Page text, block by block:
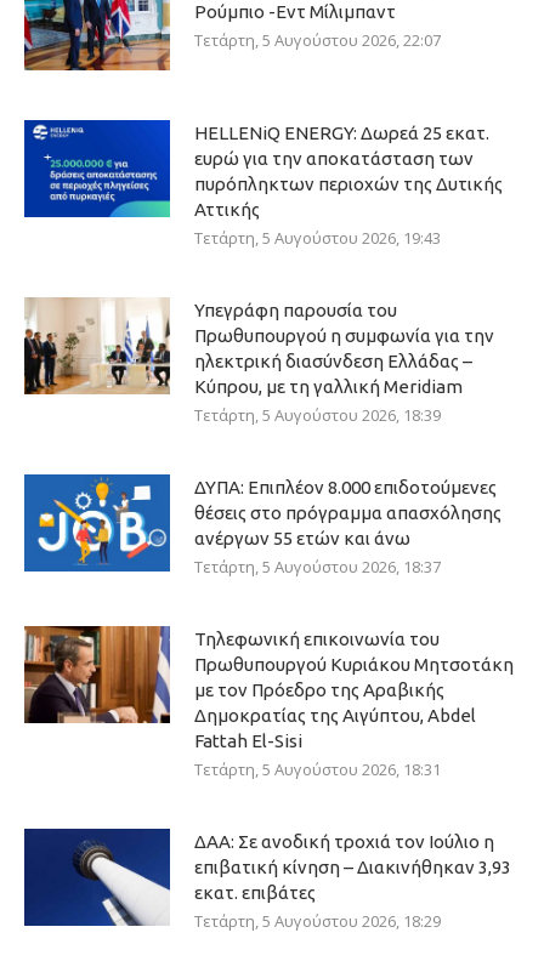
Ρούμπιο -Εντ Μίλιμπαντ
Τετάρτη, 5 Αυγούστου 2026, 22:07
HELLENiQ ENERGY: Δωρεά 25 εκατ.
ευρώ για την αποκατάσταση των
πυρόπληκτων περιοχών της Δυτικής
Αττικής
Τετάρτη, 5 Αυγούστου 2026, 19:43
Υπεγράφη παρουσία του
Πρωθυπουργού η συμφωνία για την
ηλεκτρική διασύνδεση Ελλάδας –
Κύπρου, με τη γαλλική Meridiam
Τετάρτη, 5 Αυγούστου 2026, 18:39
ΔΥΠΑ: Επιπλέον 8.000 επιδοτούμενες
θέσεις στο πρόγραμμα απασχόλησης
ανέργων 55 ετών και άνω
Τετάρτη, 5 Αυγούστου 2026, 18:37
Τηλεφωνική επικοινωνία του
Πρωθυπουργού Κυριάκου Μητσοτάκη
με τον Πρόεδρο της Αραβικής
Δημοκρατίας της Αιγύπτου, Abdel
Fattah El-Sisi
Τετάρτη, 5 Αυγούστου 2026, 18:31
ΔΑΑ: Σε ανοδική τροχιά τον Ιούλιο η
επιβατική κίνηση – Διακινήθηκαν 3,93
εκατ. επιβάτες
Τετάρτη, 5 Αυγούστου 2026, 18:29